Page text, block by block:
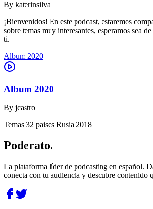
By katerinsilva
¡Bienvenidos! En este podcast, estaremos
sobre temas muy interesantes, esperamos sea
ti.
Album 2020
Album 2020
By jcastro
Temas 32 paises Rusia 2018
Poderato.
La plataforma líder de podcasting en español.
conecta con tu audiencia y descubre contenido